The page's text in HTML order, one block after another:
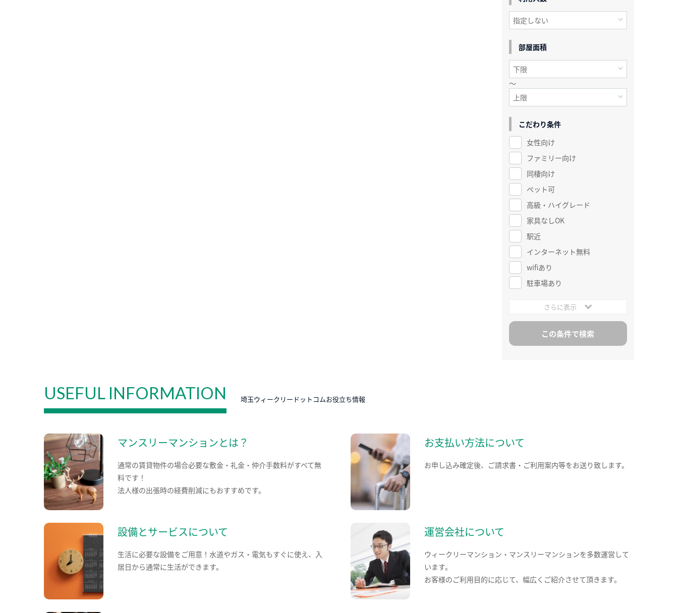
部屋面積
～
こだわり条件
女性向け
ファミリー向け
同棲向け
ペット可
高級・ハイグレード
家具なしOK
駅近
インターネット無料
wifiあり
駐車場あり
さらに表示
USEFUL INFORMATION 埼玉ウィークリードットコムお役立ち情報
マンスリーマンションとは？
通常の賃貸物件の場合必要な敷金・礼金・仲介手数料がすべて無
料です！
法人様の出張時の経費削減にもおすすめです。
お支払い方法について
お申し込み確定後、ご請求書・ご利用案内等をお送り致します。
設備とサービスについて
生活に必要な設備をご用意！水道やガス・電気もすぐに使え、入
居日から通常に生活ができます。
運営会社について
ウィークリーマンション・マンスリーマンションを多数運営して
います。
お客様のご利用目的に応じて、幅広くご紹介させて頂きます。